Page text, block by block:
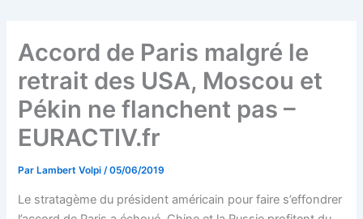
Accord de Paris malgré le
retrait des USA, Moscou et
Pékin ne flanchent pas –
EURACTIV.fr
Par Lambert Volpi/05/06/2019
Le stratagème du président américain pour faire s’effondrer